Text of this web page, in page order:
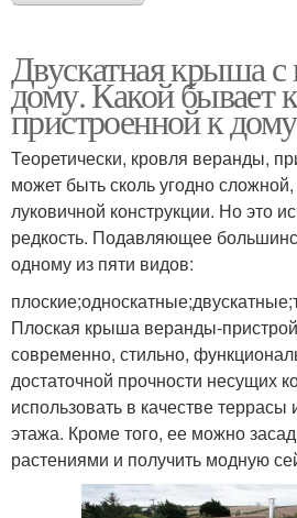
Двускатная крыша с
дому. Какой бывает
пристроенной к
Теоретически, кровля веранды,
может быть сколь угодно
луковичной конструкции. Но это
редкость. Подавляющее
одному из пяти видов:
Плоская крыша веранды-
современно, стильно,
достаточной прочности несущих
использовать в качестве террасы
этажа. Кроме того, ее можно
растениями и получить модную